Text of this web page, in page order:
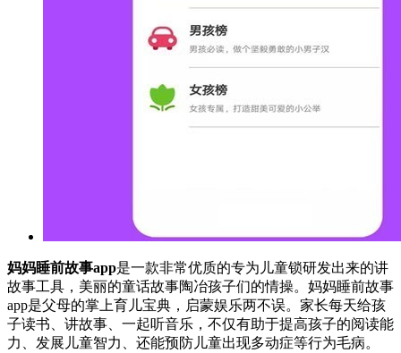
妈妈睡前故事app是一款非常优质的专为儿童锁研发出来的讲
故事工具，美丽的童话故事陶冶孩子们的情操。妈妈睡前故事
app是父母的掌上育儿宝典，启蒙娱乐两不误。家长每天给孩
子读书、讲故事、一起听音乐，不仅有助于提高孩子的阅读能
力、发展儿童智力、还能预防儿童出现多动症等行为毛病。